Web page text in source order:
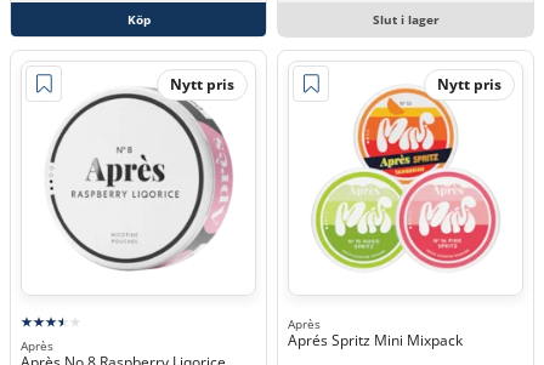
Köp Slut i lager
Nytt pris
Après
Nytt pris
Après
Aprés Spritz Mini Mixpack